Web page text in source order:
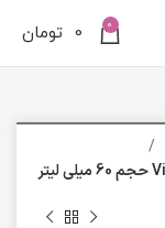
0
0 تومان